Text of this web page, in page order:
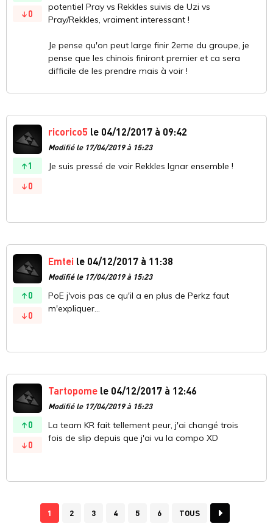
0
potentiel Pray vs Rekkles suivis de Uzi vs
Pray/Rekkles, vraiment interessant !
Je pense qu'on peut large finir 2eme du groupe, je
pense que les chinois finiront premier et ca sera
difficile de les prendre mais à voir !
1
0
ricorico5 le 04/12/2017 à 09:42
Modifié le 17/04/2019 à 15:23
Je suis pressé de voir Rekkles Ignar ensemble !
0
0
Emtei le 04/12/2017 à 11:38
Modifié le 17/04/2019 à 15:23
PoE j'vois pas ce qu'il a en plus de Perkz faut
m'expliquer...
0
0
Tartopome le 04/12/2017 à 12:46
Modifié le 17/04/2019 à 15:23
La team KR fait tellement peur, j'ai changé trois
fois de slip depuis que j'ai vu la compo XD
1 2 3 4 5 6 TOUS